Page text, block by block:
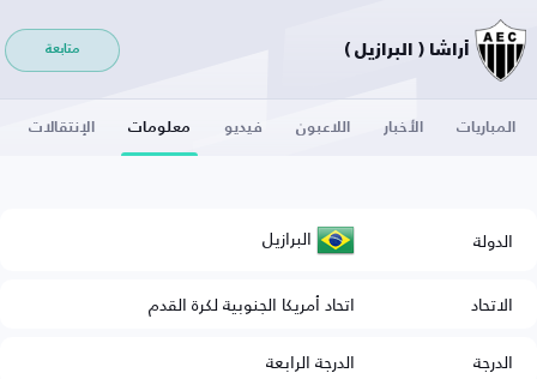
أراشا ( البرازيل ) متابعة
المباريات الأخبار اللاعبون فيديو معلومات الإنتقالات
الدولة البرازيل
الاتحاد
اتحاد أمريكا الجنوبية لكرة القدم
الدرجة
الدرجة الرابعة